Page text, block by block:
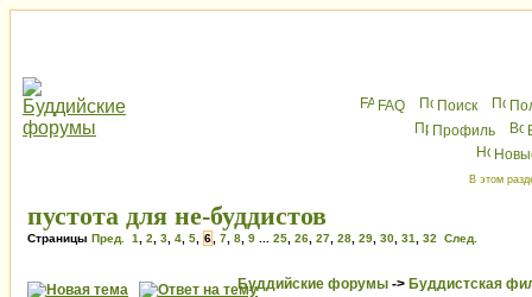
FAQ Поиск
Профиль
В этом
пустота для не-буддистов
Страницы Пред. 1 2 3 4 5 6 7 8 9 25 26 27 28 29 30 31 32 След.
Буддийские форумы -> Буддистская